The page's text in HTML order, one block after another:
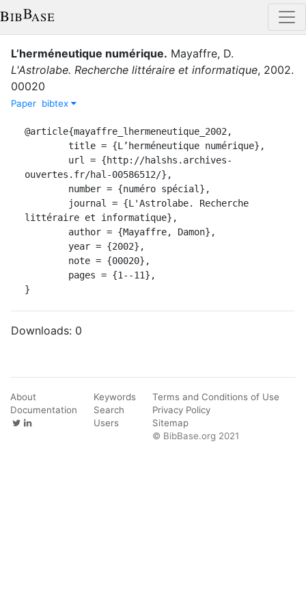
L’herméneutique numérique. Mayaffre, D.
L'Astrolabe. Recherche littéraire et informatique, 2002.
00020
Paper bibtex
@article{mayaffre_lhermeneutique_2002,
ouvertes.fr/hal-00586512/},
littéraire et informatique},
}
Downloads: 0
About
Documentation
Keywords
Search
Users
Terms and Conditions of Use
Privacy Policy
Sitemap
© BibBase.org 2021